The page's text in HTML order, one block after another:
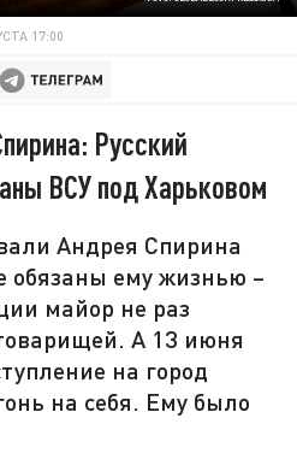
17:00
Русский
ВСУ под Харьковом
Андрея Спирина
обязаны ему жизнью –
майор не раз
А 13 июня
на город
на себя. Ему было